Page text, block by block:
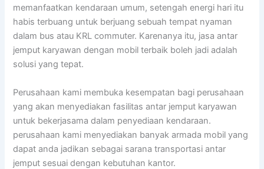
memanfaatkan kendaraan umum, setengah energi hari itu
habis terbuang untuk berjuang sebuah tempat nyaman
dalam bus atau KRL commuter. Karenanya itu, jasa antar
jemput karyawan dengan mobil terbaik boleh jadi adalah
solusi yang tepat.
Perusahaan kami membuka kesempatan bagi perusahaan
yang akan menyediakan fasilitas antar jemput karyawan
untuk bekerjasama dalam penyediaan kendaraan.
perusahaan kami menyediakan banyak armada mobil yang
dapat anda jadikan sebagai sarana transportasi antar
jemput sesuai dengan kebutuhan kantor.